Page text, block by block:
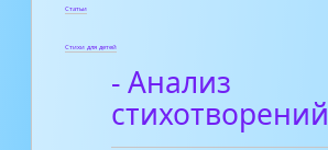
Статьи
Стихи для детей
- Анализ
стихотворений